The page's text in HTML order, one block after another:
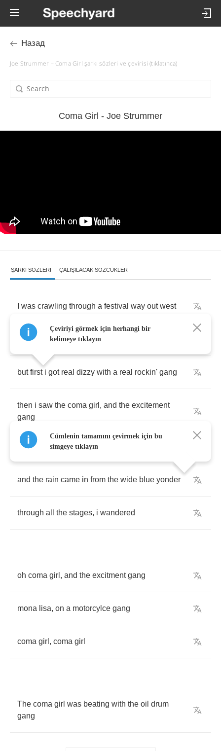
Назад
Joe Strummer – Coma Girl şarkı sözleri ve çevirisi (tıklatınca)
Coma Girl - Joe Strummer
ŞARKI SÖZLERI ÇALIŞILACAK SÖZCÜKLER
was crawling through a festival way out west
was thinking about love
but first i got real dizzy with a real rockin' gang
then i saw the coma girl , and the excitement
gang
and the rain came in from the wide blue yonder
through all the stages, i wandered
oh coma girl , and the excitment gang
mona lisa, on a motorcylce gang
coma girl , coma girl
The coma girl was beating with the oil drum
gang
Çeviriyi görmek için herhangi bir
kelimeye tıklayın
Cümlenin tamamını çevirmek için bu
simgeye tıklayın